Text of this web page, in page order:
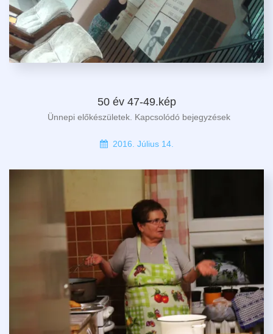
50 év 47-49.kép
Ünnepi előkészületek. Kapcsolódó bejegyzések
2016. Július 14.